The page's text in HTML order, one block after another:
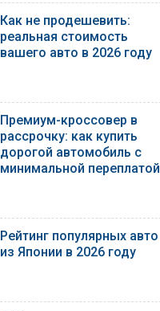
Как не продешевить:
реальная стоимость
вашего авто в 2026 году
Премиум-кроссовер в
рассрочку: как купить
дорогой автомобиль с
минимальной переплатой
Рейтинг популярных авто
из Японии в 2026 году